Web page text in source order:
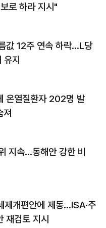
로 하라 지시"
값 12주 연속 하락…L당
지
온열질환자 202명 발
지속…동해안 강한 비
제개편안에 제동…ISA·주
재검토 지시